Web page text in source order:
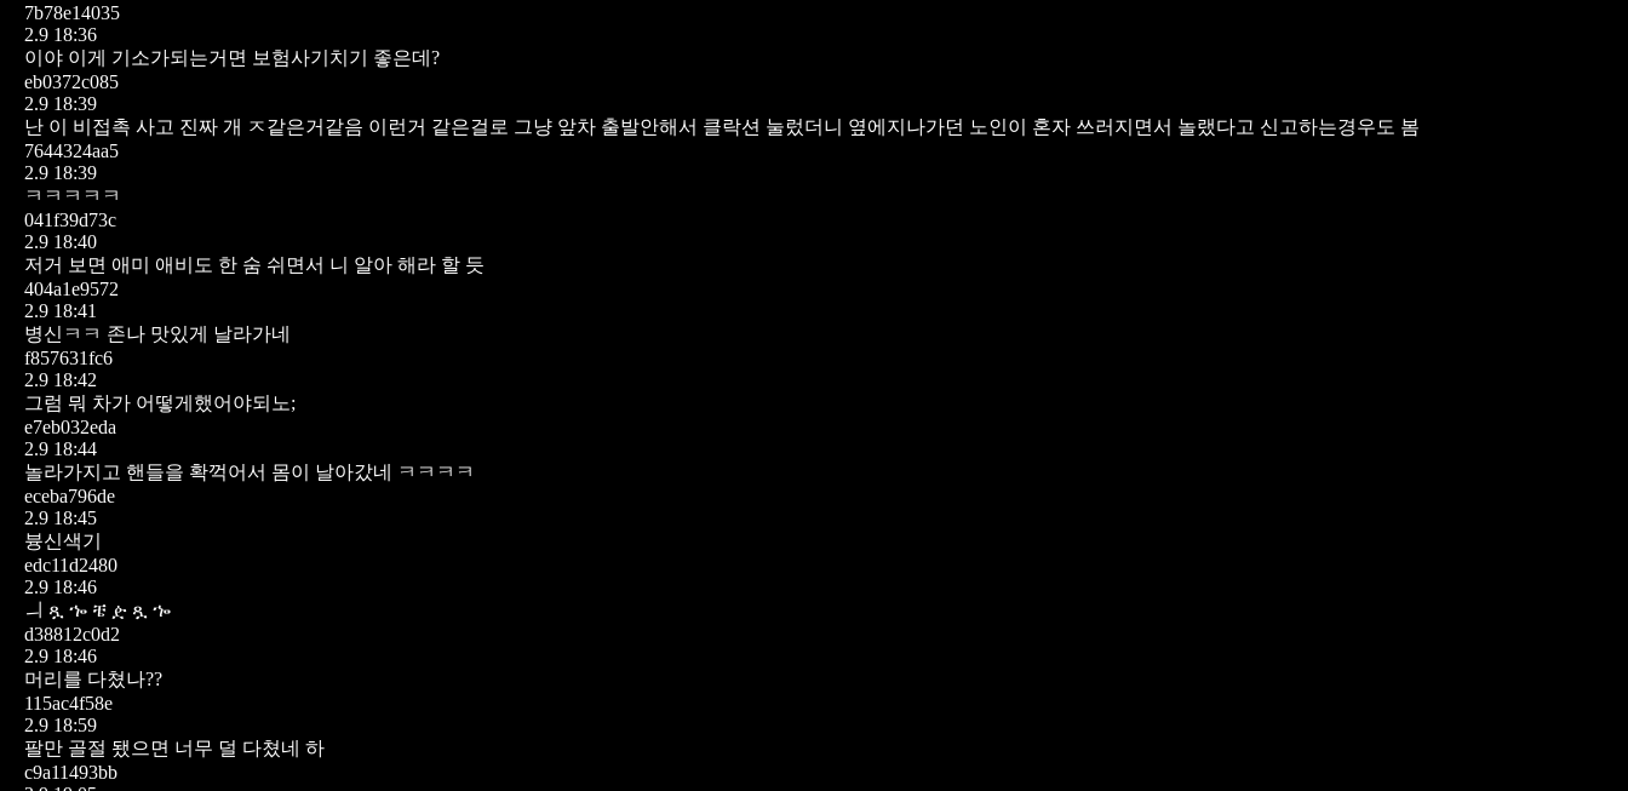
7b78e14035
2.9 18:36
이야 이게 기소가되는거면 보험사기치기 좋은데?
eb0372c085
2.9 18:39
난 이 비접촉 사고 진짜 개 ㅈ같은거같음 이런거 같은걸로 그냥 앞차 출발안해서 클락션 눌렀더니 옆에지나가던 노인이 혼자 쓰러지면서 놀랬다고 신고하는경우도 봄
7644324aa5
2.9 18:39
ㅋㅋㅋㅋㅋ
041f39d73c
2.9 18:40
저거 보면 애미 애비도 한 숨 쉬면서 니 알아 해라 할 듯
404a1e9572
2.9 18:41
병신ㅋㅋ 존나 맛있게 날라가네
f857631fc6
2.9 18:42
그럼 뭐 차가 어떻게했어야되노;
e7eb032eda
2.9 18:44
놀라가지고 핸들을 확꺽어서 몸이 날아갔네 ㅋㅋㅋㅋ
eceba796de
2.9 18:45
븅신색기
edc11d2480
2.9 18:46
ㅢ ጿ ኈ ቼ ዽ ጿ ኈ
d38812c0d2
2.9 18:46
머리를 다쳤나??
115ac4f58e
2.9 18:59
팔만 골절 됐으면 너무 덜 다쳤네 하
c9a11493bb